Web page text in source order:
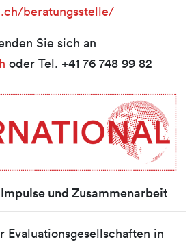
beratungsstelle/
Sie sich an
oder Tel. +41 76 748 99 82
und Zusammenarbeit
Evaluationsgesellschaften in